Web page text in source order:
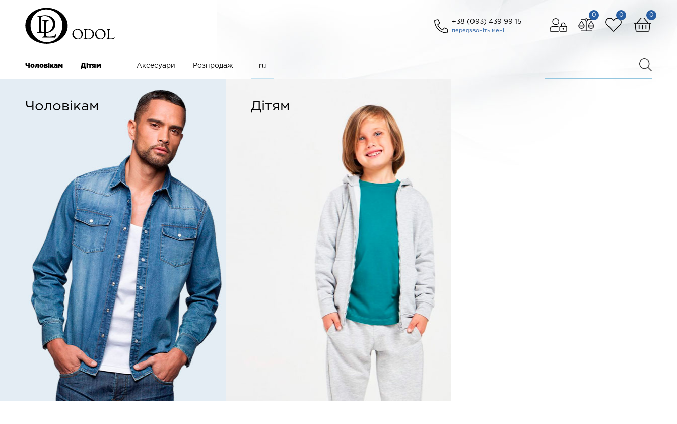
0
0
0
+38 (093) 439 99 15
передзвоніть мені
Чоловікам Дітям Аксесуари Розпродаж ru
Чоловікам Дітям